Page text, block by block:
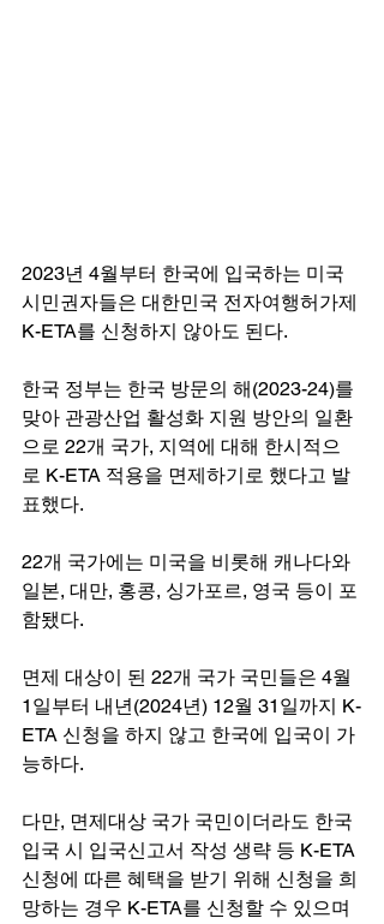
2023년 4월부터 한국에 입국하는 미국
시민권자들은 대한민국 전자여행허가제
K-ETA를 신청하지 않아도 된다.
한국 정부는 한국 방문의 해(2023-24)를
맞아 관광산업 활성화 지원 방안의 일환
으로 22개 국가, 지역에 대해 한시적으
로 K-ETA 적용을 면제하기로 했다고 발
표했다.
22개 국가에는 미국을 비롯해 캐나다와
일본, 대만, 홍콩, 싱가포르, 영국 등이 포
함됐다.
면제 대상이 된 22개 국가 국민들은 4월
1일부터 내년(2024년) 12월 31일까지 K-
ETA 신청을 하지 않고 한국에 입국이 가
능하다.
다만, 면제대상 국가 국민이더라도 한국
입국 시 입국신고서 작성 생략 등 K-ETA
신청에 따른 혜택을 받기 위해 신청을 희
망하는 경우 K-ETA를 신청할 수 있으며